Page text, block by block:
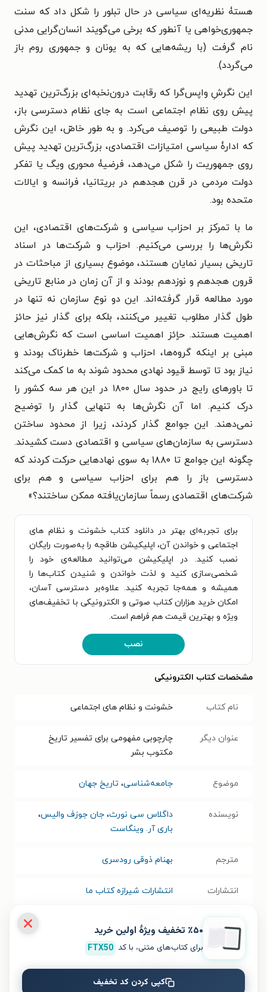
هستۀ نظریه‌ای سیاسی در حال تبلور را شکل داد که سنت
جمهوری‌خواهی یا آنطور که برخی می‌گویند انسان‌گرایی مدنی
نام گرفت (با ریشه‌هایی که به یونان و جمهوری روم باز
می‌گردد).
این نگرشِ واپس‌گرا که رقابت درون‌نخبه‌ای بزرگ‌ترین تهدید
پیش روی نظام اجتماعی است به جای نظام دسترسی باز،
دولت طبیعی را توصیف می‌کرد. و به طور خاصّ، این نگرش
که ادارۀ سیاسی امتیازات اقتصادی، بزرگ‌ترین تهدید پیش
روی جمهوریت را شکل می‌دهد، فرضیۀ محوری ویگ یا تفکر
دولت مردمی در قرن هجدهم در بریتانیا، فرانسه و ایالات
متحده بود.
ما با تمرکز بر احزاب سیاسی و شرکت‌های اقتصادی، این
نگرش‌ها را بررسی می‌کنیم. احزاب و شرکت‌ها در اسناد
تاریخی بسیار نمایان هستند، موضوع بسیاری از مباحثات در
قرون هجدهم و نوزدهم بودند و از آن زمان در منابع تاریخی
مورد مطالعه قرار گرفته‌اند. این دو نوع سازمان نه تنها در
طول گذار مطلوب تغییر می‌کنند، بلکه برای گذار نیز حائز
اهمیت هستند. حاٍئز اهمیت اساسی است که نگرش‌هایی
مبنی بر اینکه گروه‌ها، احزاب و شرکت‌ها خطرناک بودند و
نیاز بود تا توسط قیود نهادی محدود شوند به ما کمک می‌کند
تا باورهای رایج در حدود سال ۱۸۰۰ در این هر سه کشور را
درک کنیم. اما آن نگرش‌ها به تنهایی گذار را توضیح
نمی‌دهند. این جوامع گذار کردند، زیرا از محدود ساختن
دسترسی به سازمان‌های سیاسی و اقتصادی دست کشیدند.
چگونه این جوامع تا ۱۸۸۰ به سوی نهادهایی حرکت کردند که
دسترسی باز را هم برای احزاب سیاسی و هم برای
شرکت‌های اقتصادی رسماً سازمان‌یافته ممکن ساختند؟»
برای تجربه‌ای بهتر در دانلود کتاب خشونت و نظام‌ های
اجتماعی و خواندن آن، اپلیکیشن طاقچه را به‌صورت رایگان
نصب کنید. در اپلیکیشن می‌توانید مطالعه‌ی خود را
شخصی‌سازی کنید و لذت خواندن و شنیدن کتاب‌ها را
همیشه و همه‌جا تجربه کنید. علاوه‌بر دسترسی آسان،
امکان خرید هزاران کتاب صوتی و الکترونیکی با تخفیف‌های
ویژه و بهترین قیمت هم فراهم است.
نصب
مشخصات کتاب الکترونیکی
نام کتاب خشونت و نظام‌ های اجتماعی
عنوان دیگر
چارچوبی مفهومی برای تفسیر تاریخ
مکتوب بشر
موضوع جامعه‌شناسی، تاریخ جهان
نویسنده داگلاس سی نورث، جان جوزف والیس،
باری آر. وینگاست
مترجم بهنام ذوقی رودسری
انتشارات انتشارات شیرازه کتاب ما
نسخه فیزیکی
۱۳۹۷/۰۲/۱۰
فرمت کتاب EPUB
٪۵۰ تخفیف ویژۀ اولین خرید
برای کتاب‌های متنی، با کد FTX50
کپی کردن کد تخفیف